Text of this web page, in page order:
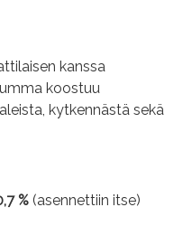
kanssa
koostuu
kytkennästä sekä
% (asennettiin itse)